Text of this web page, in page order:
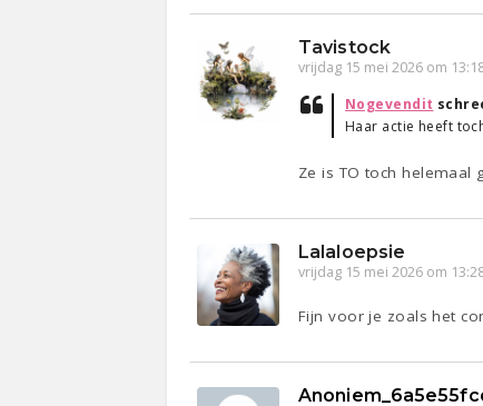
Tavistock
vrijdag 15 mei 2026 om
Nogevendit
Haar actie heeft
Ze is TO toch helemaal
Lalaloepsie
vrijdag 15 mei 2026 om
Fijn voor je zoals het